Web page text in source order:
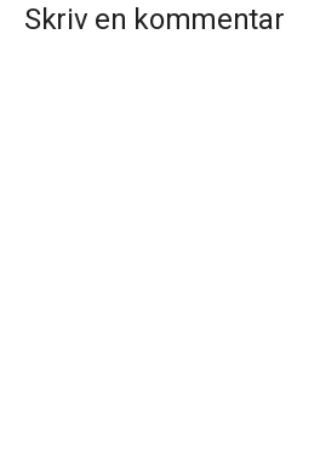
Skriv en kommentar